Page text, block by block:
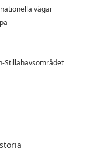
vägar
Stillahavsområdet